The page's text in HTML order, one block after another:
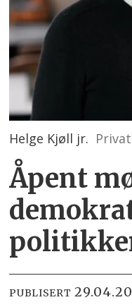
Helge Kjøll jr.
Åpent
PUBLISERT